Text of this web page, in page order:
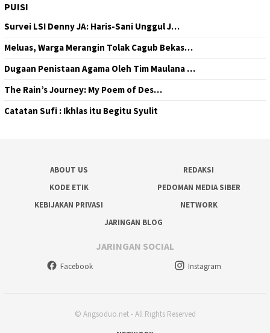
PUISI
Survei LSI Denny JA: Haris-Sani Unggul J…
Meluas, Warga Merangin Tolak Cagub Bekas…
Dugaan Penistaan Agama Oleh Tim Maulana …
The Rain’s Journey: My Poem of Des…
Catatan Sufi : Ikhlas itu Begitu Syulit
ABOUT US
REDAKSI
KODE ETIK
PEDOMAN MEDIA SIBER
KEBIJAKAN PRIVASI
NETWORK
JARINGAN BLOG
JARINGAN SOCIAL
Facebook Instagram
© Angsoduo.net - All Rights Reserved